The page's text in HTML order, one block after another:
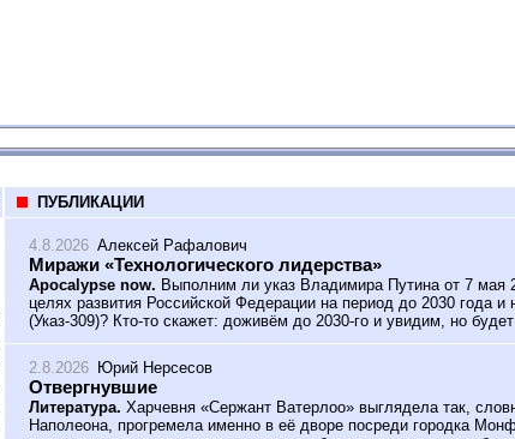
ПУБЛИКАЦИИ
4.8.2026 Алексей Рафалович
Миражи «Технологического лидерства»
Apocalypse now. Выполним ли указ Владимира Путина от 7
целях развития Российской Федерации на период до 2030 года и
(Указ-309)? Кто-то скажет: доживём до 2030-го и увидим, но
2.8.2026 Юрий Нерсесов
Отвергнувшие
Литература. Харчевня «Сержант Ватерлоо» выглядела так,
Наполеона, прогремела именно в её дворе посреди городка